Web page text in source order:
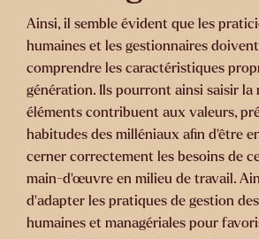
Ainsi, il semble évident que les
humaines et les gestionnaires
comprendre les caractéristiques
génération. Ils pourront ainsi saisir la
éléments contribuent aux valeurs,
habitudes des milléniaux afin d’être
cerner correctement les besoins de
main-d’œuvre en milieu de travail.
d’adapter les pratiques de gestion
humaines et managériales pour